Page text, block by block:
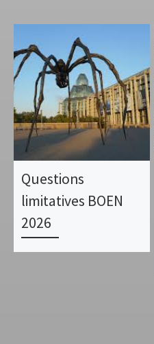
Questions
limitatives BOEN
2026